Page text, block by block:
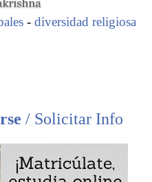
- diversidad religiosa
«
ECTS)
/ Solicitar Info